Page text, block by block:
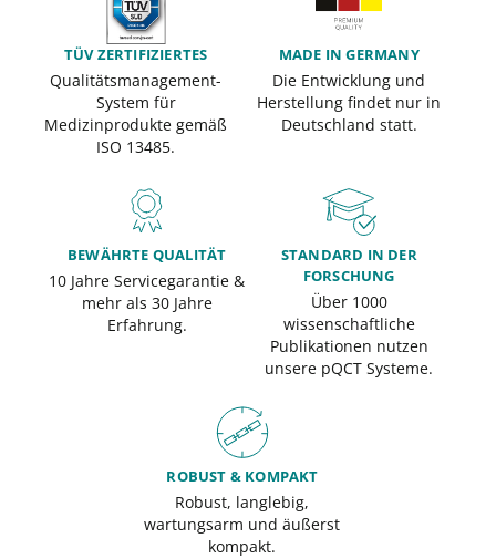
TÜV ZERTIFIZIERTES
Qualitätsmanagement-
System für
Medizinprodukte gemäß
ISO 13485.
MADE IN GERMANY
Die Entwicklung und
Herstellung findet nur in
Deutschland statt.
BEWÄHRTE QUALITÄT
10 Jahre Servicegarantie &
mehr als 30 Jahre
Erfahrung.
STANDARD IN DER
FORSCHUNG
Über 1000
wissenschaftliche
Publikationen nutzen
unsere pQCT Systeme.
ROBUST & KOMPAKT
Robust, langlebig,
wartungsarm und äußerst
kompakt.